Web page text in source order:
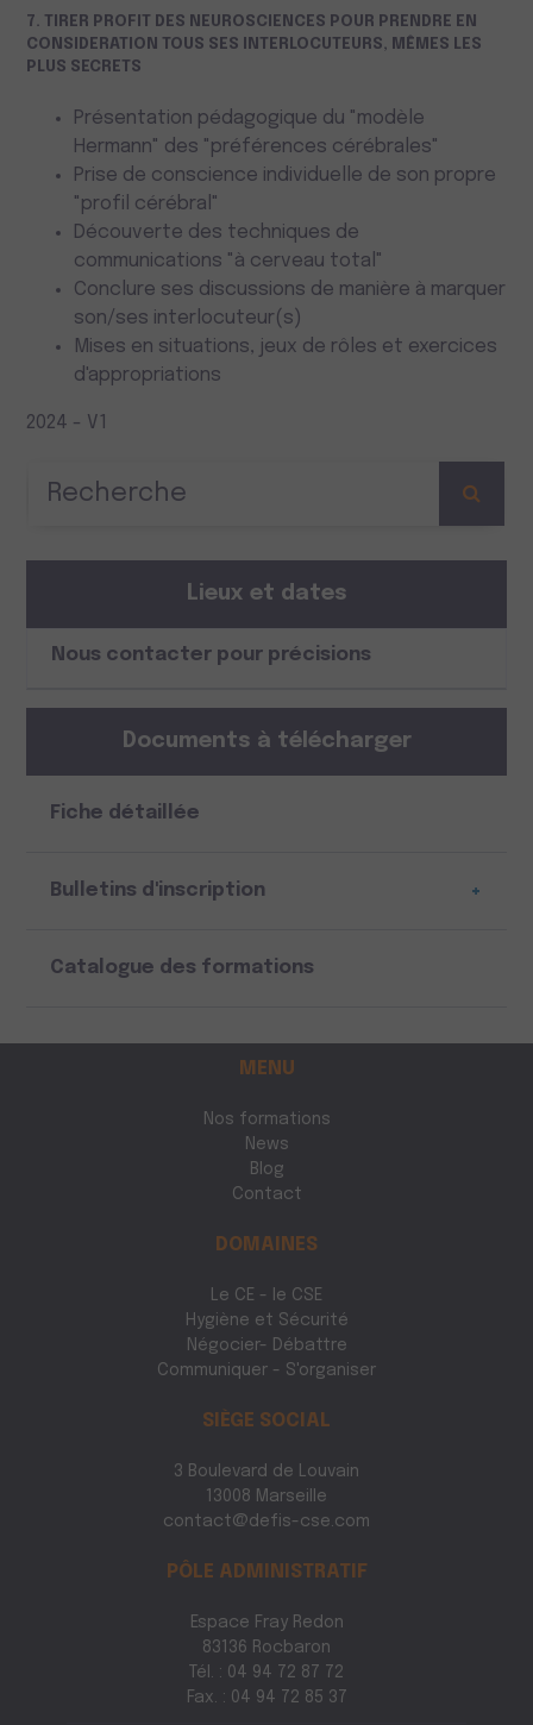
7. TIRER PROFIT DES NEUROSCIENCES POUR PRENDRE EN
CONSIDERATION TOUS SES INTERLOCUTEURS, MÊMES LES
PLUS SECRETS
Présentation pédagogique du "modèle
Hermann" des "préférences cérébrales"
Prise de conscience individuelle de son propre
"profil cérébral"
Découverte des techniques de
communications "à cerveau total"
Conclure ses discussions de manière à marquer
son/ses interlocuteur(s)
Mises en situations, jeux de rôles et exercices
d'appropriations
2024 - V1
Lieux et dates
Nous contacter pour précisions
Documents à télécharger
Fiche détaillée
Bulletins d'inscription +
Catalogue des formations
MENU
Nos formations
News
Blog
Contact
DOMAINES
Le CE - le CSE
Hygiène et Sécurité
Négocier- Débattre
Communiquer - S'organiser
SIÈGE SOCIAL
3 Boulevard de Louvain
13008 Marseille
contact@defis-cse.com
PÔLE ADMINISTRATIF
Espace Fray Redon
83136 Rocbaron
Tél. : 04 94 72 87 72
Fax. : 04 94 72 85 37